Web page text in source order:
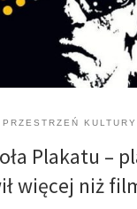
To historia obrazów,
PRZESTRZEŃ KULTURY
Plakatu –
więcej niż